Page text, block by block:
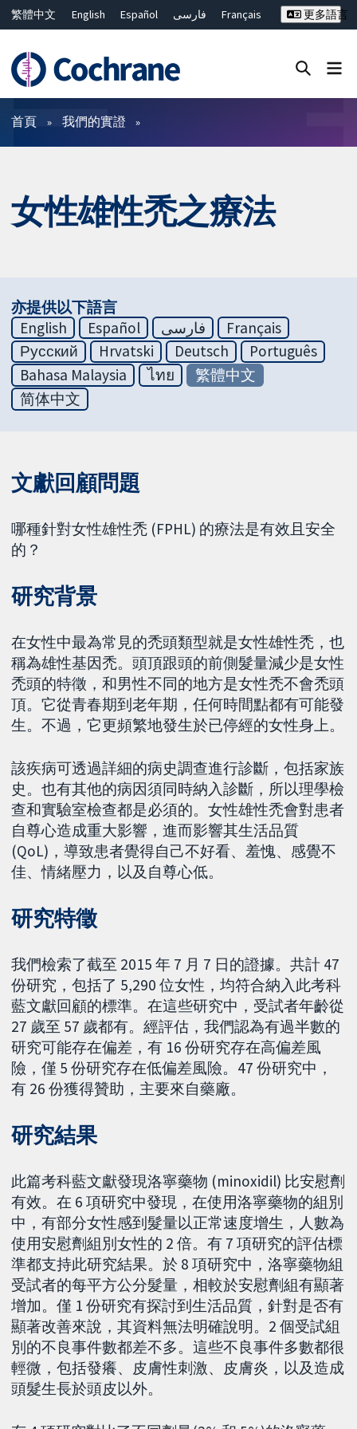
繁體中文 English Español فارسی
Français
ไทย
简体中文
更多語言
篩選條件
首頁 我們的實證
女性雄性禿之療法
亦提供以下語言
English
Español فارسی
Français
Русский
Hrvatski Deutsch
Português
Bahasa Malaysia
ไทย
繁體中文
简体中文
文獻回顧問題
哪種針對女性雄性禿 (FPHL) 的療法是有效且安全
的？
研究背景
在女性中最為常見的禿頭類型就是女性雄性禿，也
稱為雄性基因禿。頭頂跟頭的前側髮量減少是女性
禿頭的特徵，和男性不同的地方是女性禿不會禿頭
頂。它從青春期到老年期，任何時間點都有可能發
生。不過，它更頻繁地發生於已停經的女性身上。
該疾病可透過詳細的病史調查進行診斷，包括家族
史。也有其他的病因須同時納入診斷，所以理學檢
查和實驗室檢查都是必須的。女性雄性禿會對患者
自尊心造成重大影響，進而影響其生活品質
(QoL)，導致患者覺得自己不好看、羞愧、感覺不
佳、情緒壓力，以及自尊心低。
研究特徵
我們檢索了截至 2015 年 7 月 7 日的證據。共計 47
份研究，包括了 5,290 位女性，均符合納入此考科
藍文獻回顧的標準。在這些研究中，受試者年齡從
27 歲至 57 歲都有。經評估，我們認為有過半數的
研究可能存在偏差，有 16 份研究存在高偏差風
險，僅 5 份研究存在低偏差風險。47 份研究中，
有 26 份獲得贊助，主要來自藥廠。
研究結果
此篇考科藍文獻發現洛寧藥物 (minoxidil) 比安慰劑
有效。在 6 項研究中發現，在使用洛寧藥物的組別
中，有部分女性感到髮量以正常速度增生，人數為
使用安慰劑組別女性的 2 倍。有 7 項研究的評估標
準都支持此研究結果。於 8 項研究中，洛寧藥物組
受試者的每平方公分髮量，相較於安慰劑組有顯著
增加。僅 1 份研究有探討到生活品質，針對是否有
顯著改善來說，其資料無法明確說明。2 個受試組
別的不良事件數都差不多。這些不良事件多數都很
輕微，包括發癢、皮膚性刺激、皮膚炎，以及造成
頭髮生長於頭皮以外。